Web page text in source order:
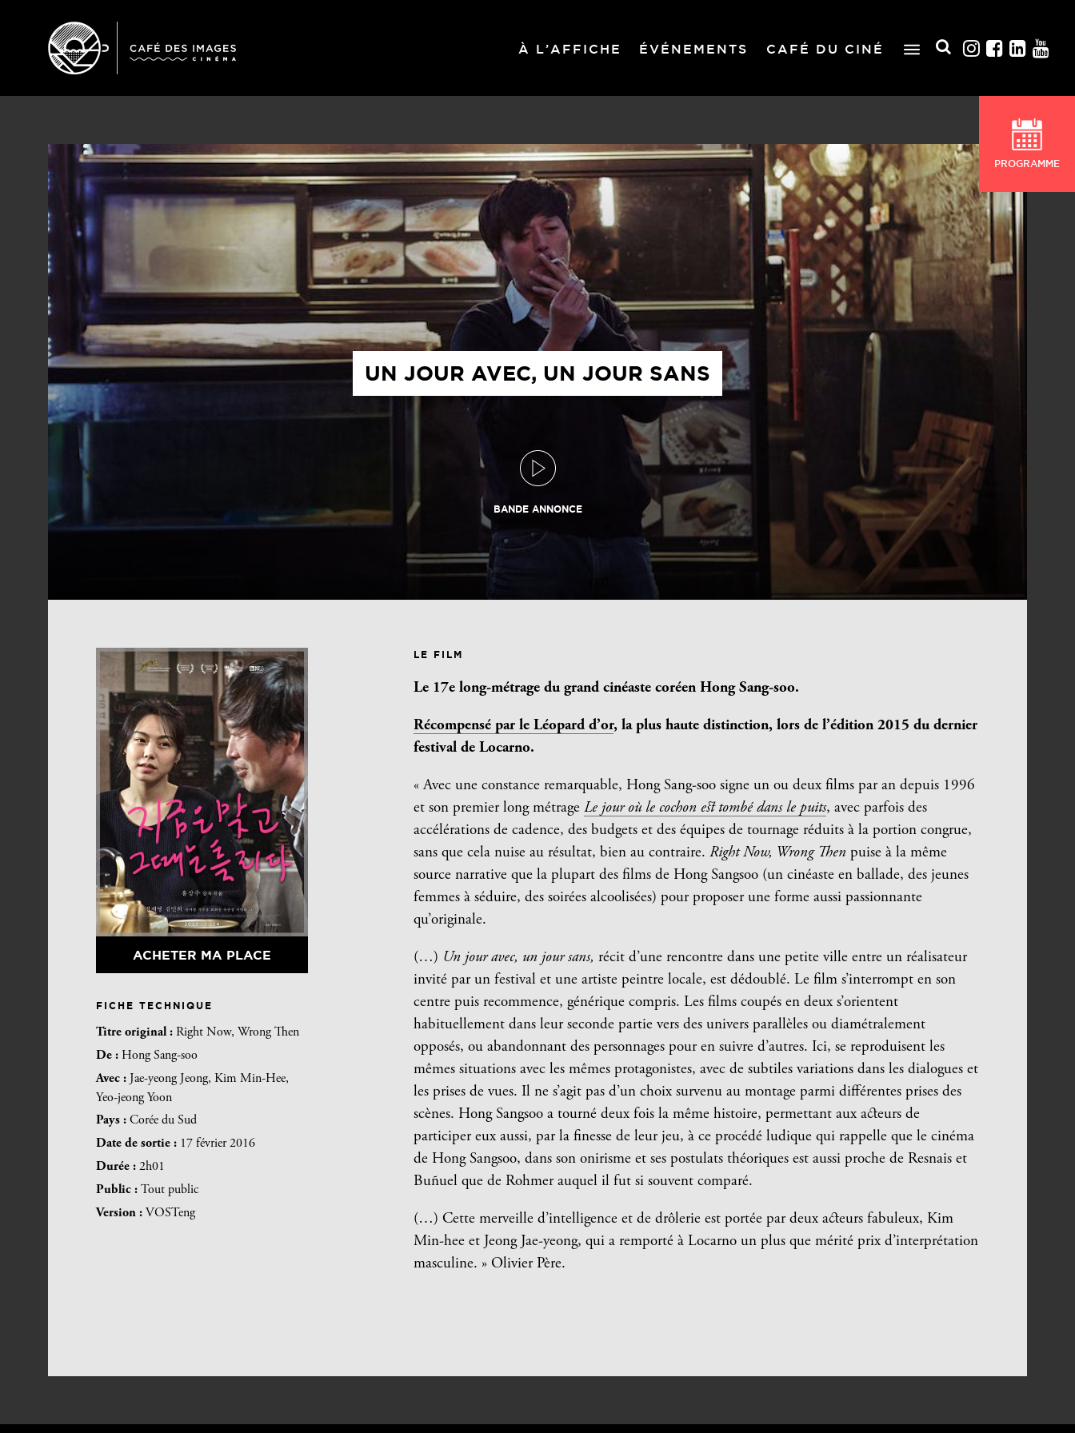
À L’AFFICHE ÉVÉNEMENTS CAFÉ DU CINÉ
UN JOUR AVEC, UN JOUR SANS
BANDE ANNONCE
ACHETER MA PLACE
FICHE TECHNIQUE
Titre original : Right Now, Wrong Then
De : Hong Sang-soo
Avec : Jae-yeong Jeong, Kim Min-Hee,
Yeo-jeong Yoon
Pays : Corée du Sud
Date de sortie : 17 février 2016
Durée : 2h01
Public : Tout public
Version : VOSTeng
LE FILM
Le 17e long-métrage du grand cinéaste coréen Hong Sang-soo.
Récompensé par le Léopard d’or, la plus haute distinction, lors de l’édition 2015 du dernier
festival de Locarno.
« Avec une constance remarquable, Hong Sang-soo signe un ou deux films par an depuis 1996
et son premier long métrageLe jour où le cochon est tombé dans le puits, avec parfois des
accélérations de cadence, des budgets et des équipes de tournage réduits à la portion congrue,
sans que cela nuise au résultat, bien au contraire.Right Now, Wrong Then puise à la même
source narrative que la plupart des films de Hong Sangsoo (un cinéaste en ballade, des jeunes
femmes à séduire, des soirées alcoolisées) pour proposer une forme aussi passionnante
qu’originale.
(…) Un jour avec, un jour sans, récit d’une rencontre dans une petite ville entre un réalisateur
invité par un festival et une artiste peintre locale, est dédoublé. Le film s’interrompt en son
centre puis recommence, générique compris. Les films coupés en deux s’orientent
habituellement dans leur seconde partie vers des univers parallèles ou diamétralement
opposés, ou abandonnant des personnages pour en suivre d’autres. Ici, se reproduisent les
mêmes situations avec les mêmes protagonistes, avec de subtiles variations dans les dialogues et
les prises de vues. Il ne s’agit pas d’un choix survenu au montage parmi différentes prises des
scènes. Hong Sangsoo a tourné deux fois la même histoire, permettant aux acteurs de
participer eux aussi, par la finesse de leur jeu, à ce procédé ludique qui rappelle que le cinéma
de Hong Sangsoo, dans son onirisme et ses postulats théoriques est aussi proche de Resnais et
Buñuel que de Rohmer auquel il fut si souvent comparé.
(…) Cette merveille d’intelligence et de drôlerie est portée par deux acteurs fabuleux, Kim
Min-hee et Jeong Jae-yeong, qui a remporté à Locarno un plus que mérité prix d’interprétation
masculine. » Olivier Père.
PROGRAMME